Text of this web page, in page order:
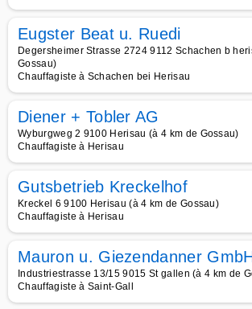
Eugster Beat u. Ruedi
Degersheimer Strasse 2724 9112 Schachen b
Gossau)
Chauffagiste à Schachen bei Herisau
Diener + Tobler AG
Wyburgweg 2 9100 Herisau (à 4 km de Gossau)
Chauffagiste à Herisau
Gutsbetrieb Kreckelhof
Kreckel 6 9100 Herisau (à 4 km de Gossau)
Chauffagiste à Herisau
Mauron u. Giezendanner
Industriestrasse 13/15 9015 St gallen (à 4 km de
Chauffagiste à Saint-Gall